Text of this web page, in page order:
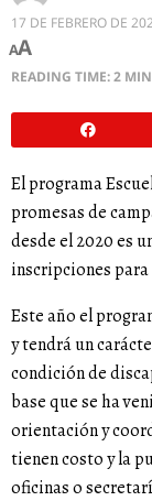
17 DE FEBRERO DE
AA
READING TIME: 2
El programa
promesas de
desde el 2020 es
inscripciones
Este año el
y tendrá un
condición de
base que se ha
orientación y
tienen costo y la
oficinas o